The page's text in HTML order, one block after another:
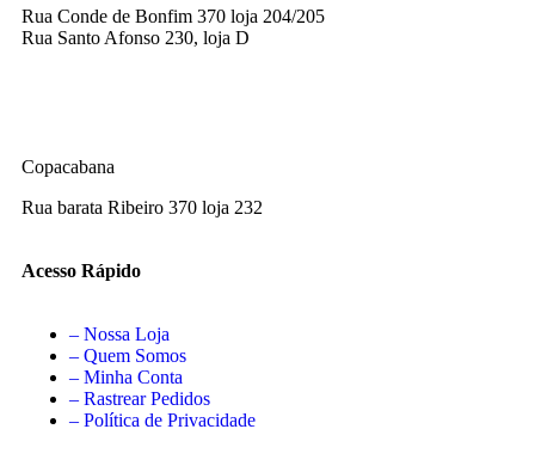
Rua Conde de Bonfim 370 loja 204/205
Rua Santo Afonso 230, loja D
Copacabana
Rua barata Ribeiro 370 loja 232
Acesso Rápido
– Nossa Loja
– Quem Somos
– Minha Conta
– Rastrear Pedidos
– Política de Privacidade